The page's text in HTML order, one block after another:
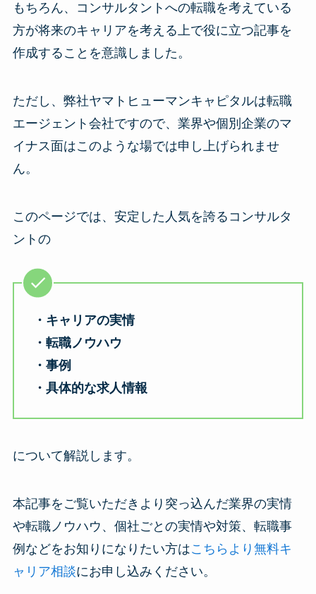
もちろん、コンサルタントへの転職を考えている
方が将来のキャリアを考える上で役に立つ記事を
作成することを意識しました。
ただし、弊社ヤマトヒューマンキャピタルは転職
エージェント会社ですので、業界や個別企業のマ
イナス面はこのような場では申し上げられませ
ん。
このページでは、安定した人気を誇るコンサルタ
ントの
・キャリアの実情
・転職ノウハウ
・事例
・具体的な求人情報
について解説します。
本記事をご覧いただきより突っ込んだ業界の実情
や転職ノウハウ、個社ごとの実情や対策、転職事
例などをお知りになりたい方はこちらより無料キ
ャリア相談にお申し込みください。